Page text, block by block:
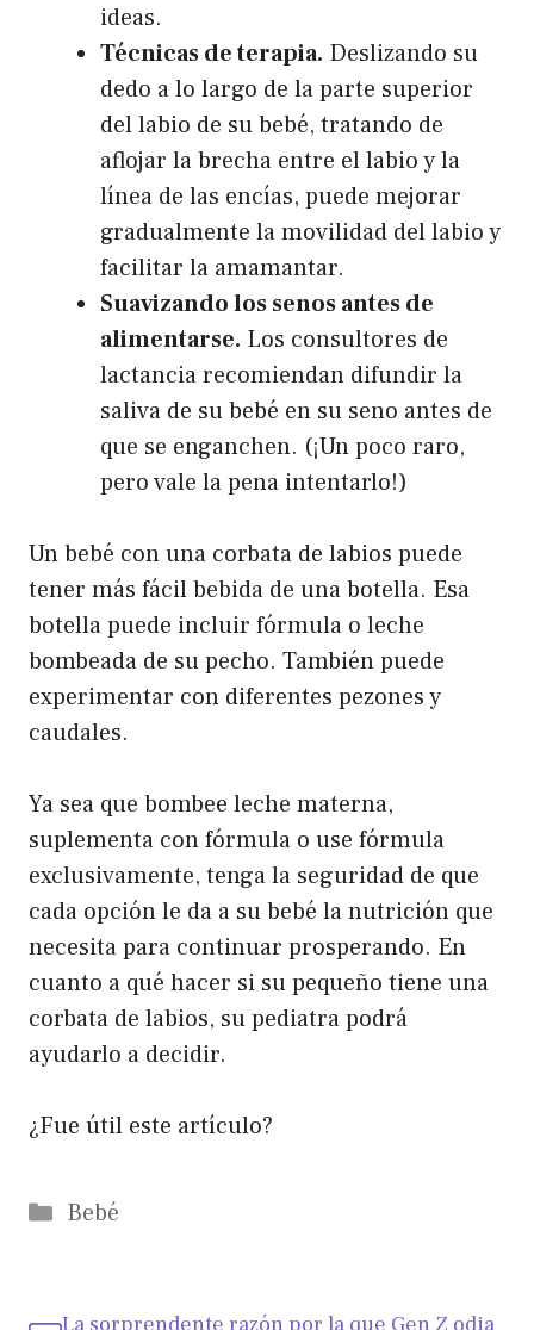
ideas.
Técnicas de terapia. Deslizando su
dedo a lo largo de la parte superior
del labio de su bebé, tratando de
aflojar la brecha entre el labio y la
línea de las encías, puede mejorar
gradualmente la movilidad del labio y
facilitar la amamantar.
Suavizando los senos antes de
alimentarse. Los consultores de
lactancia recomiendan difundir la
saliva de su bebé en su seno antes de
que se enganchen. (¡Un poco raro,
pero vale la pena intentarlo!)
Un bebé con una corbata de labios puede
tener más fácil bebida de una botella. Esa
botella puede incluir fórmula o leche
bombeada de su pecho. También puede
experimentar con diferentes pezones y
caudales.
Ya sea que bombee leche materna,
suplementa con fórmula o use fórmula
exclusivamente, tenga la seguridad de que
cada opción le da a su bebé la nutrición que
necesita para continuar prosperando. En
cuanto a qué hacer si su pequeño tiene una
corbata de labios, su pediatra podrá
ayudarlo a decidir.
¿Fue útil este artículo?
Categorías
Bebé